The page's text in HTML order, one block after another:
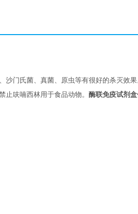
沙门氏菌、真菌、原虫等有很好的杀灭效
止呋喃西林用于食品动物。 酶联免疫试剂